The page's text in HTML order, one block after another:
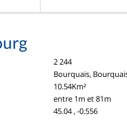
2 244
Bourquais,
10.54Km²
entre 1m et 81m
45.04 , -0.556